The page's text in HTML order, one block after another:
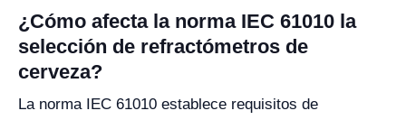
¿Cómo afecta la norma IEC 61010 la
selección de refractómetros de
cerveza?
La norma IEC 61010 establece requisitos de